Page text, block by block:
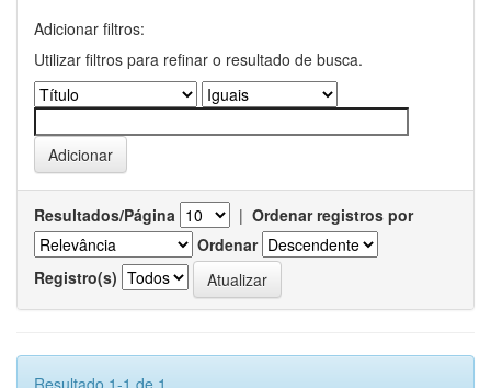
Adicionar filtros:
Utilizar filtros para refinar o resultado de busca.
Resultados/Página | Ordenar registros por
Ordenar
Registro(s)
Resultado 1-1 de 1.